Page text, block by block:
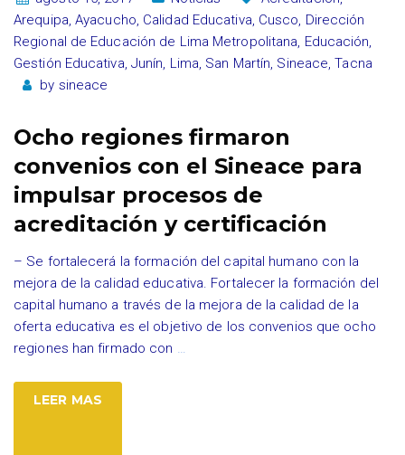
Arequipa,Ayacucho, Calidad Educativa, Cusco, Dirección
Regional de Educación de Lima Metropolitana, Educación,
Gestión Educativa, Junín, Lima, San Martín, Sineace,Tacna
by sineace
Ocho regiones firmaron
convenios con el Sineace para
impulsar procesos de
acreditación y certificación
– Se fortalecerá la formación del capital humano con la
mejora de la calidad educativa. Fortalecer la formación del
capital humano a través de la mejora de la calidad de la
oferta educativa es el objetivo de los convenios que ocho
regiones han firmado con …
LEER MAS